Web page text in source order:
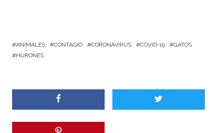
ANIMALES CONTAGIO CORONAVIRUS COVID-19
GATOS
HURONES